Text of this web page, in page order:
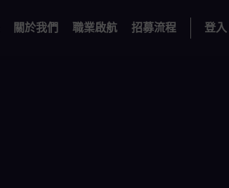
關於我們 職業啟航 招募流程 登入